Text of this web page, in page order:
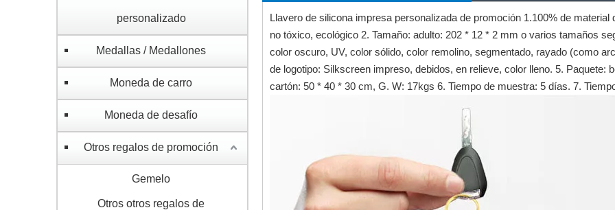
personalizado
Medallas / Medallones
Moneda de carro
Moneda de desafío
Otros regalos de promoción
Gemelo
Otros otros regalos de
Llavero de silicona impresa personalizada de promoción 1.100% de
no tóxico, ecológico 2. Tamaño: adulto: 202 * 12 * 2 mm o varios tamaños
color oscuro, UV, color sólido, color remolino, segmentado, rayado (como
de logotipo: Silkscreen impreso, debidos, en relieve, color lleno. 5. Paquete:
cartón: 50 * 40 * 30 cm, G. W: 17kgs 6. Tiempo de muestra: 5 días. 7.